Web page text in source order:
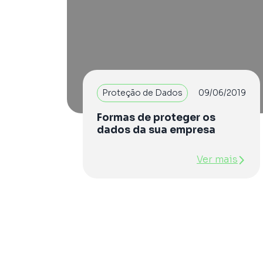
Proteção de Dados 09/06/2019
Formas de proteger os
dados da sua empresa
Ver mais